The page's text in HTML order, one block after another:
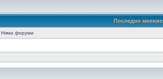
Последно мнение
Няма форуми